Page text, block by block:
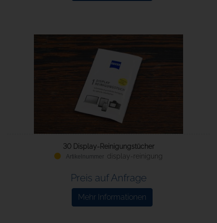
30 Display-Reinigungstücher
display-reinigung
Preis auf Anfrage
Mehr Informationen